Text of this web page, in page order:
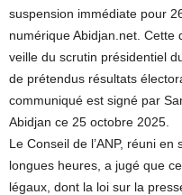
suspension immédiate pour
numérique Abidjan.net. Cette
veille du scrutin présidentiel
de prétendus résultats
communiqué est signé par
Abidjan ce 25 octobre 2025.
Le Conseil de l’ANP, réuni
longues heures, a jugé que
légaux, dont la loi sur la